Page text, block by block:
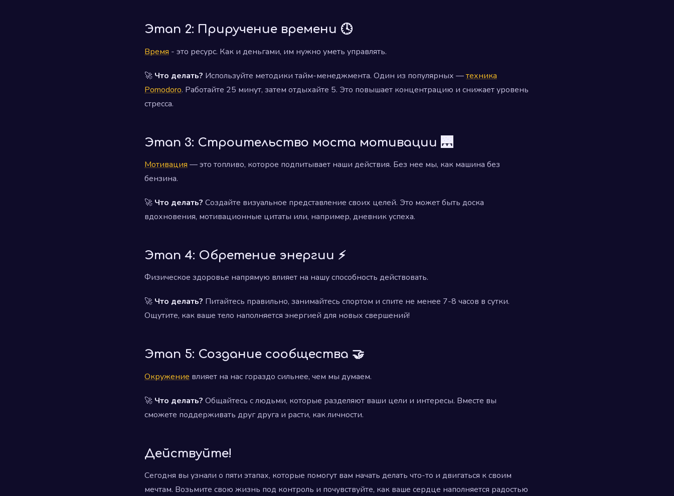
Этап 2: Приручение времени 🕓
Время - это ресурс. Как и деньгами, им нужно уметь управлять.
🚀 Что делать? Используйте методики тайм-менеджмента. Один из популярных —техника
Pomodoro. Работайте 25 минут, затем отдыхайте 5. Это повышает концентрацию и снижает уровень
стресса.
Этап 3: Строительство моста мотивации 🌉
Мотивация — это топливо, которое подпитывает наши действия. Без нее мы, как машина без
бензина.
🚀 Что делать? Создайте визуальное представление своих целей. Это может быть доска
вдохновения, мотивационные цитаты или, например, дневник успеха.
Этап 4: Обретение энергии ⚡
Физическое здоровье напрямую влияет на нашу способность действовать.
🚀 Что делать? Питайтесь правильно, занимайтесь спортом и спите не менее 7-8 часов в сутки.
Ощутите, как ваше тело наполняется энергией для новых свершений!
Этап 5: Создание сообщества 🤝
Окружение влияет на нас гораздо сильнее, чем мы думаем.
🚀 Что делать? Общайтесь с людьми, которые разделяют ваши цели и интересы. Вместе вы
сможете поддерживать друг друга и расти, как личности.
Действуйте!
Сегодня вы узнали о пяти этапах, которые помогут вам начать делать что-то и двигаться к своим
мечтам. Возьмите свою жизнь под контроль и почувствуйте, как ваше сердце наполняется радостью